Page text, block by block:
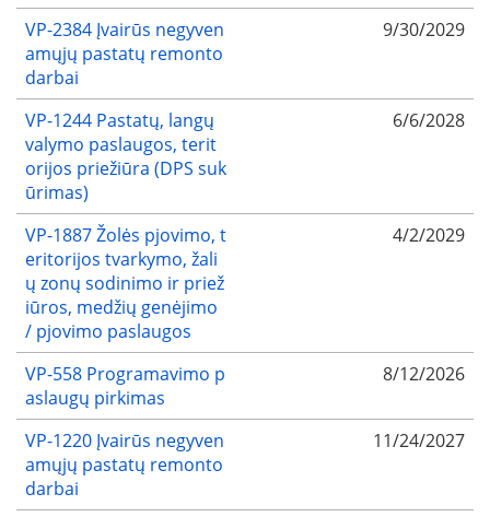
VP-2384 Įvairūs negyven
amųjų pastatų remonto
darbai
9/30/2029
VP-1244 Pastatų, langų
valymo paslaugos, terit
orijos priežiūra (DPS suk
ūrimas)
6/6/2028
VP-1887 Žolės pjovimo, t
eritorijos tvarkymo, žali
ų zonų sodinimo ir priež
iūros, medžių genėjimo
/ pjovimo paslaugos
4/2/2029
VP-558 Programavimo p
aslaugų pirkimas
8/12/2026
VP-1220 Įvairūs negyven
amųjų pastatų remonto
darbai
11/24/2027